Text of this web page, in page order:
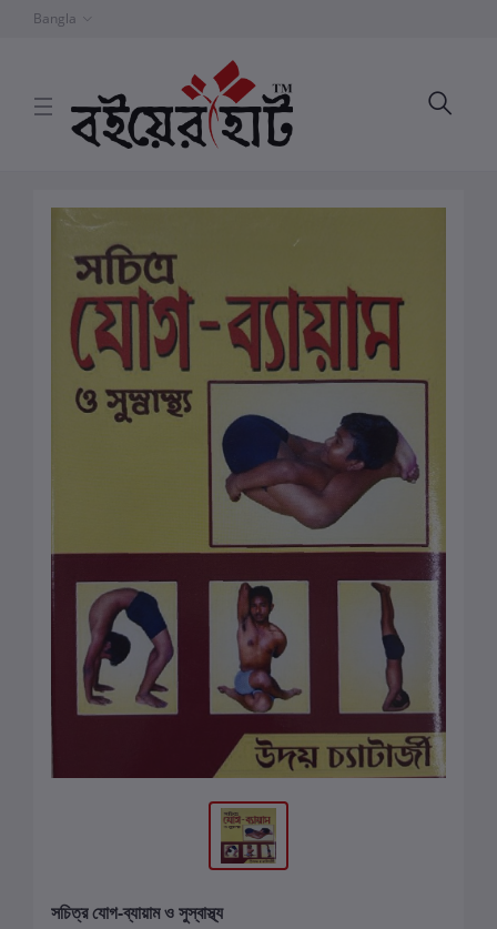
Bangla
সচিত্র যোগ-ব্যায়াম ও সুস্বাস্থ্য